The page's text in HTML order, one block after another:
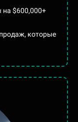
на $600,000+
которые